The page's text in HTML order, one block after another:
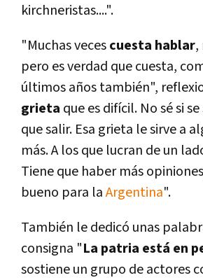
kirchneristas....".
"Muchas vecescuesta hablar,
pero es verdad que cuesta,
últimos años también",
grieta que es difí­cil. No sé si
que salir. Esa grieta le sirve a
más. A los que lucran de un
Tiene que haber más
bueno para laArgentina".
También le dedicó unas
consigna "La patria está en
sostiene un grupo de actores